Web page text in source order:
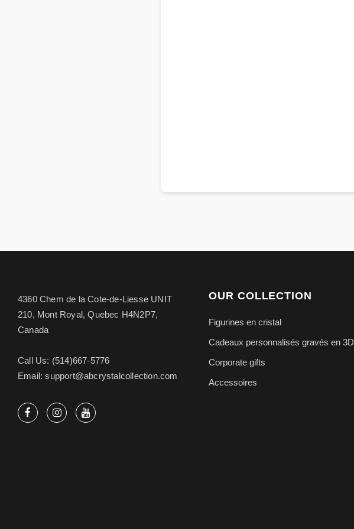
4360 Chem de la Cote-de-Liesse UNIT
210, Mont Royal, Quebec H4N2P7,
Canada
Call Us: (514)667-5776
Email: support@abcrystalcollection.com
OUR COLLECTION
Figurines en cristal
Cadeaux personnalisés gravés en 3D
Corporate gifts
Accessoires